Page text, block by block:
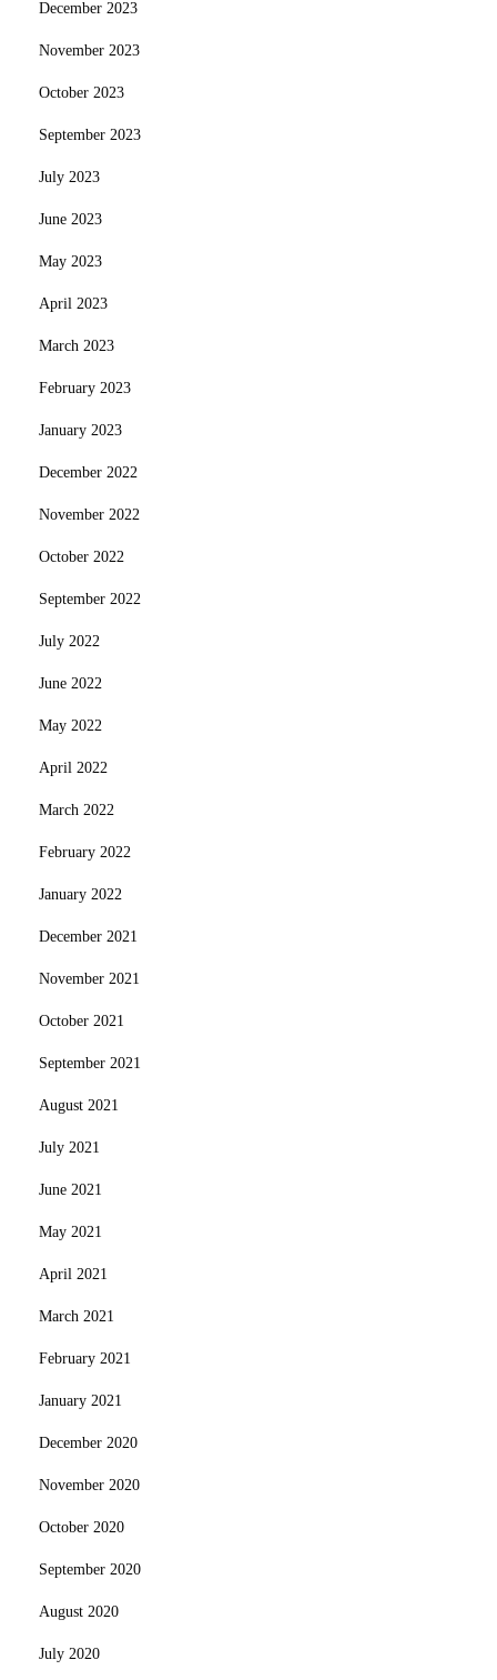
December 2023
November 2023
October 2023
September 2023
July 2023
June 2023
May 2023
April 2023
March 2023
February 2023
January 2023
December 2022
November 2022
October 2022
September 2022
July 2022
June 2022
May 2022
April 2022
March 2022
February 2022
January 2022
December 2021
November 2021
October 2021
September 2021
August 2021
July 2021
June 2021
May 2021
April 2021
March 2021
February 2021
January 2021
December 2020
November 2020
October 2020
September 2020
August 2020
July 2020